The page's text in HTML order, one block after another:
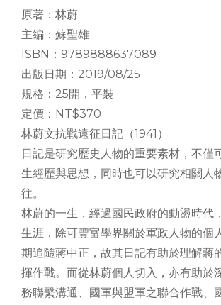
原著：林蔚
主編：蘇聖雄
ISBN：9789888637089
出版日期：2019/08/25
規格：25開，平裝
定價：NT$370
林蔚文抗戰遠征日記（1941）
日記是研究歷史人物的重要素材，不僅
生經歷與思想，同時也可以研究相關人
往。
林蔚的一生，經過國民政府的動盪時代
生涯，除可豐富學界關於軍政人物的個
期追隨蔣中正，故其日記有助於理解蔣
揮作戰。而從林蔚個人切入，亦有助於
務聯繫溝通、國軍與盟軍之聯合作戰、